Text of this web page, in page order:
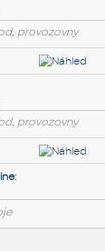
- domácí